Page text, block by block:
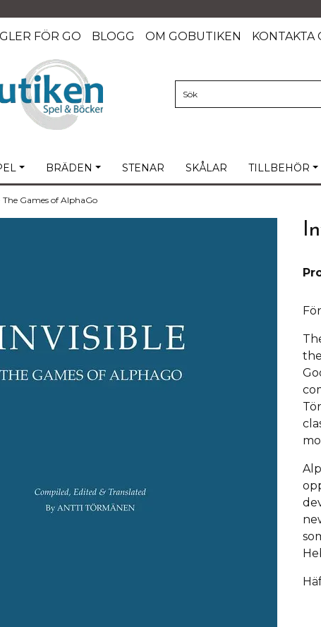
FÖR GO BLOGG OM GOBUTIKEN KONTAKTA
BRÄDEN STENAR SKÅLAR TILLBEHÖR
The Games of AlphaGo